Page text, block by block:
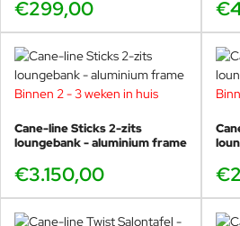
€299,00
Binnen 2 - 3 weken in huis
Cane-line Sticks 2-zits
loungebank - aluminium frame
€3.150,00